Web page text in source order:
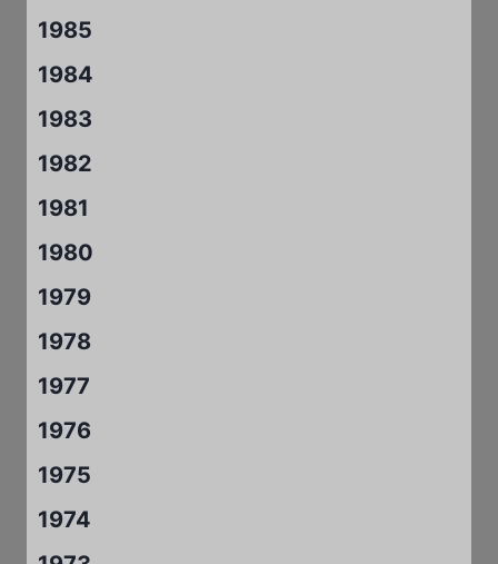
1985
1984
1983
1982
1981
1980
1979
1978
1977
1976
1975
1974